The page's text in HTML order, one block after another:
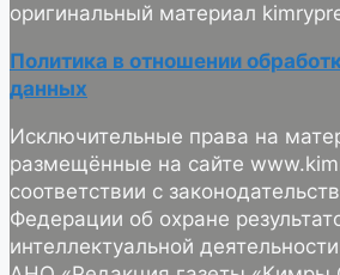
оригинальный материал
Политика в отношении
данных
Исключительные права на
размещённые на сайте
соответствии с
Федерации об охране
интеллектуальной